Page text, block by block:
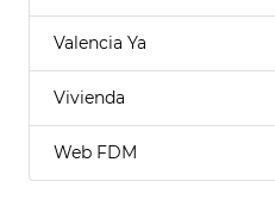
Valencia Ya
Vivienda
Web FDM